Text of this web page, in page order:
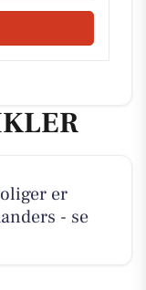
er
- se